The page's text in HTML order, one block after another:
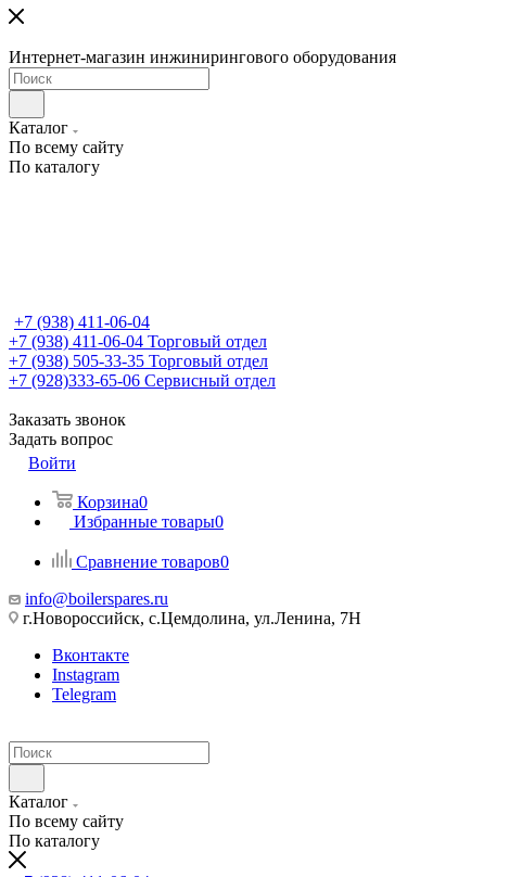
Интернет-магазин инжинирингового оборудования
Каталог
По всему сайту
По каталогу
+7 (938) 411-06-04
+7 (938) 411-06-04 Торговый отдел
+7 (938) 505-33-35 Торговый отдел
+7 (928)333-65-06 Сервисный отдел
Заказать звонок
Задать вопрос
Войти
Корзина0
Избранные товары0
Сравнение товаров0
info@boilerspares.ru
г.Новороссийск, с.Цемдолина, ул.Ленина, 7Н
Вконтакте
Instagram
Telegram
Каталог
По всему сайту
По каталогу